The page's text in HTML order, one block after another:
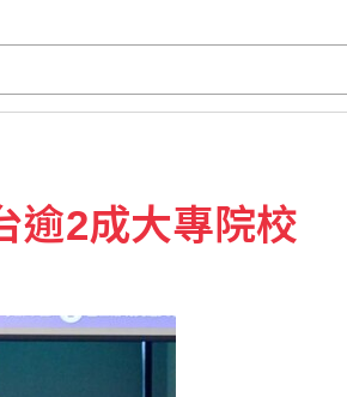
不治
思念爸爸
逾2成大專院校